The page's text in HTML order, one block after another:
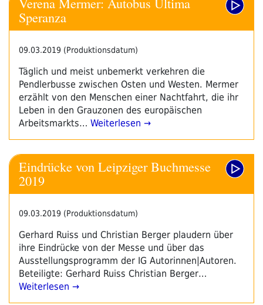
Speranza
09.03.2019 (Produktionsdatum)
Täglich und meist unbemerkt verkehren die
Pendlerbusse zwischen Osten und Westen. Mermer
erzählt von den Menschen einer Nachtfahrt, die ihr
Leben in den Grauzonen des europäischen
Arbeitsmarkts… Weiterlesen →
Eindrücke von Leipziger Buchmesse
2019
09.03.2019 (Produktionsdatum)
Gerhard Ruiss und Christian Berger plaudern über
ihre Eindrücke von der Messe und über das
Ausstellungsprogramm der IG Autorinnen|Autoren.
Beteiligte: Gerhard Ruiss Christian Berger…
Weiterlesen →